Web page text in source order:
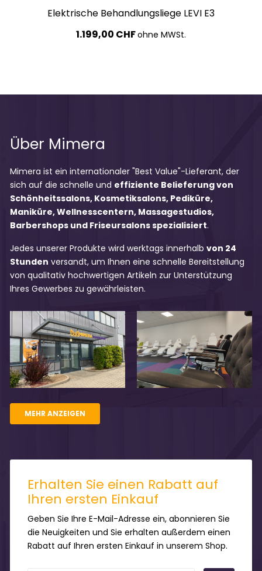
Elektrische Behandlungsliege LEVI E3
1.199,00 CHFohne MWSt.
Über Mimera
Mimera ist ein internationaler "Best Value"-Lieferant, der
sich auf die schnelle und effiziente Belieferung von
Schönheitssalons, Kosmetiksalons, Pediküre,
Maniküre, Wellnesscentern, Massagestudios,
Barbershops und Friseursalons spezialisiert.
Jedes unserer Produkte wird werktags innerhalbvon 24
Stunden versandt, um Ihnen eine schnelle Bereitstellung
von qualitativ hochwertigen Artikeln zur Unterstützung
Ihres Gewerbes zu gewährleisten.
MEHR ANZEIGEN
Erhalten Sie einen Rabatt auf
Ihren ersten Einkauf
Geben Sie Ihre E-Mail-Adresse ein, abonnieren Sie
die Neuigkeiten und Sie erhalten außerdem einen
Rabatt auf Ihren ersten Einkauf in unserem Shop.